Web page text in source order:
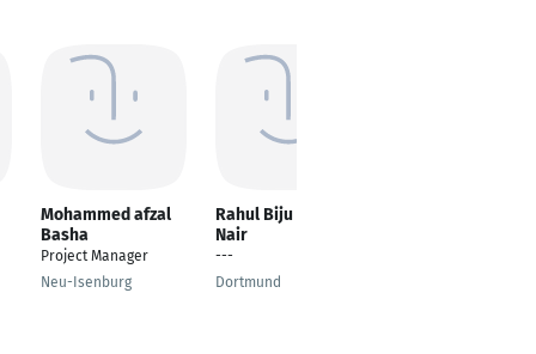
Mohammed afzal
Basha
Project Manager
Neu-Isenburg
Rahul Biju Kumar
Nair
---
Dortmund